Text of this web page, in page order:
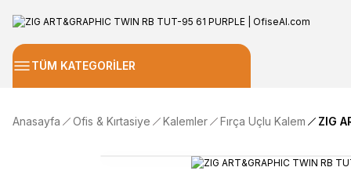
TÜM KATEGORİLER
Anasayfa Ofis & Kırtasiye Kalemler Fırça Uçlu Kalem ZIG